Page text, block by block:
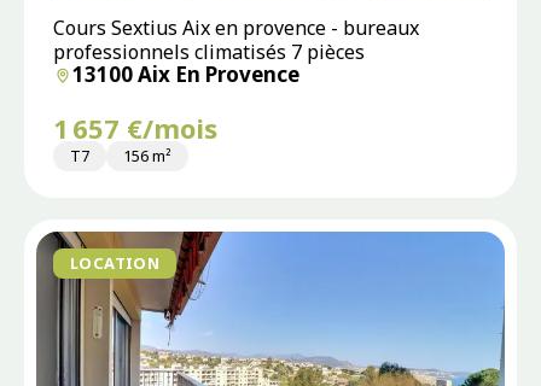
Cours Sextius Aix en provence - bureaux
professionnels climatisés 7 pièces
13100 Aix En Provence
1 657 €/mois
T7 156 m²
LOCATION